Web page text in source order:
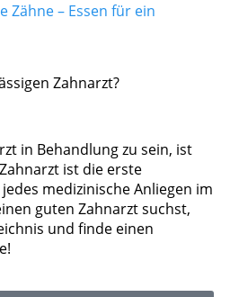
Zähne – Essen für ein
Zahnarzt?
in Behandlung zu sein, ist
ist die erste
medizinische Anliegen im
guten Zahnarzt suchst,
und finde einen